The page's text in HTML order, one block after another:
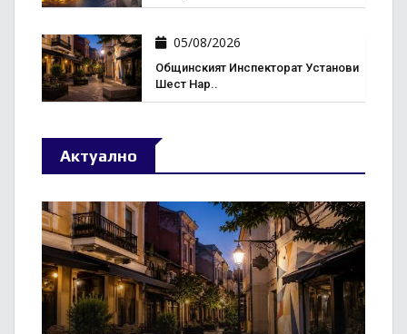
05/08/2026
Общинският Инспекторат Установи
Шест Нар..
Актуално